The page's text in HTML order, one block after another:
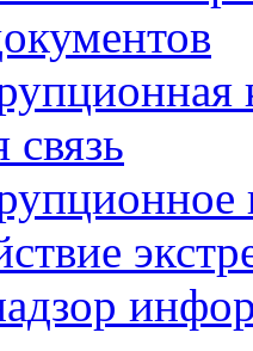
связь